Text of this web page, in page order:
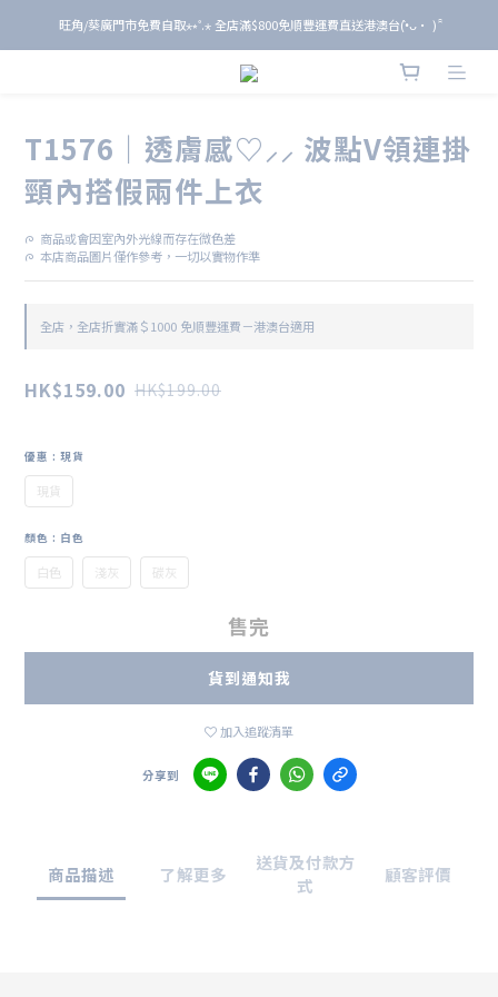
旺角/葵廣門市免費自取⋆⭒˚.⋆ 全店滿$800免順豐運費直送港澳台(•̀ᴗ• ) ̑̑
旺角/葵廣門市免費自取⋆⭒˚.⋆ 全店滿$800免順豐運費直送港澳台(•̀ᴗ• ) ̑̑
單 筆 消 費 滿 $ 6 0 0 即 送 全 年 9 折 會 員
T1576｜透膚感♡⸝⸝ 波點V領連掛
頸內搭假兩件上衣
ᰍ  商品或會因室內外光線而存在微色差
ᰍ  本店商品圖片僅作參考，一切以實物作準
全店，全店折實滿＄1000 免順豐運費－港澳台適用
HK$159.00 HK$199.00
優惠 : 現貨
現貨
顏色 : 白色
白色 淺灰 碳灰
售完
貨到通知我
加入追蹤清單
分享到
商品描述 了解更多
送貨及付款方
式
顧客評價